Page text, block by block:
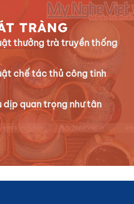
TRÀNG
thưởng trà truyền thống
chế tác thủ công tinh
dịp quan trọng như tân